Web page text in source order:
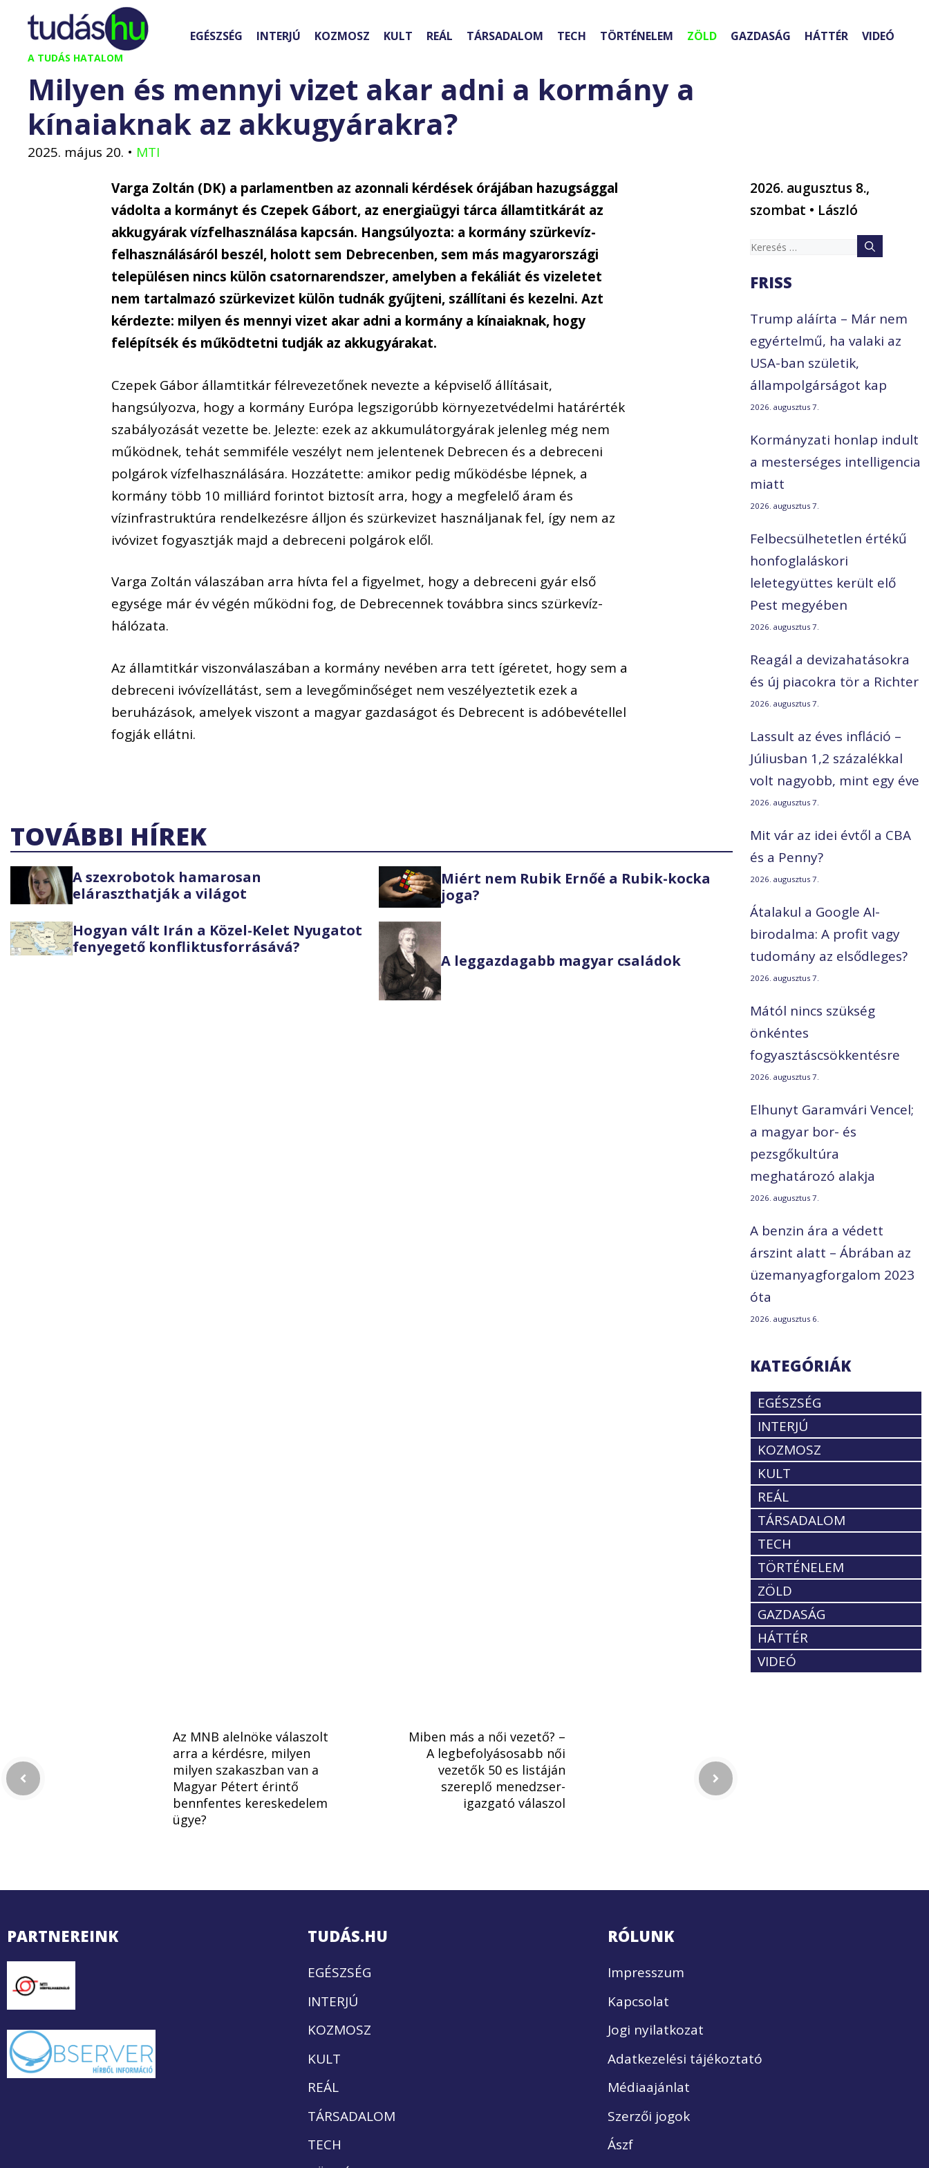
Kilépés
tartalomba
A TUDÁS HATALOM
EGÉSZSÉG INTERJÚ KOZMOSZ KULT REÁL TÁRSADALOM TECH TÖRTÉNELEM ZÖLD GAZDASÁG HÁTTÉR VIDEÓ
Milyen és mennyi vizet akar adni a kormány a
kínaiaknak az akkugyárakra?
2025. május 20. • MTI
Varga Zoltán (DK) a parlamentben az azonnali kérdések órájában hazugsággal
vádolta a kormányt és Czepek Gábort, az energiaügyi tárca államtitkárát az
akkugyárak vízfelhasználása kapcsán. Hangsúlyozta: a kormány szürkevíz-
felhasználásáról beszél, holott sem Debrecenben, sem más magyarországi
településen nincs külön csatornarendszer, amelyben a fekáliát és vizeletet
nem tartalmazó szürkevizet külön tudnák gyűjteni, szállítani és kezelni. Azt
kérdezte: milyen és mennyi vizet akar adni a kormány a kínaiaknak, hogy
felépítsék és működtetni tudják az akkugyárakat.
Czepek Gábor államtitkár félrevezetőnek nevezte a képviselő állításait,
hangsúlyozva, hogy a kormány Európa legszigorúbb környezetvédelmi határérték
szabályozását vezette be. Jelezte: ezek az akkumulátorgyárak jelenleg még nem
működnek, tehát semmiféle veszélyt nem jelentenek Debrecen és a debreceni
polgárok vízfelhasználására. Hozzátette: amikor pedig működésbe lépnek, a
kormány több 10 milliárd forintot biztosít arra, hogy a megfelelő áram és
vízinfrastruktúra rendelkezésre álljon és szürkevizet használjanak fel, így nem az
ivóvizet fogyasztják majd a debreceni polgárok elől.
Varga Zoltán válaszában arra hívta fel a figyelmet, hogy a debreceni gyár első
egysége már év végén működni fog, de Debrecennek továbbra sincs szürkevíz-
hálózata.
Az államtitkár viszonválaszában a kormány nevében arra tett ígéretet, hogy sem a
debreceni ivóvízellátást, sem a levegőminőséget nem veszélyeztetik ezek a
beruházások, amelyek viszont a magyar gazdaságot és Debrecent is adóbevétellel
fogják ellátni.
TOVÁBBI HÍREK
A szexrobotok hamarosan
eláraszthatják a világot
Miért nem Rubik Ernőé a Rubik-kocka
joga?
Hogyan vált Irán a Közel-Kelet Nyugatot
fenyegető konfliktusforrásává?
A leggazdagabb magyar családok
2026. augusztus 8.,
szombat • László
Keresés:
FRISS
Trump aláírta – Már nem
egyértelmű, ha valaki az
USA-ban születik,
állampolgárságot kap
2026. augusztus 7.
Kormányzati honlap indult
a mesterséges intelligencia
miatt
2026. augusztus 7.
Felbecsülhetetlen értékű
honfoglaláskori
leletegyüttes került elő
Pest megyében
2026. augusztus 7.
Reagál a devizahatásokra
és új piacokra tör a Richter
2026. augusztus 7.
Lassult az éves infláció –
Júliusban 1,2 százalékkal
volt nagyobb, mint egy éve
2026. augusztus 7.
Mit vár az idei évtől a CBA
és a Penny?
2026. augusztus 7.
Átalakul a Google AI-
birodalma: A profit vagy
tudomány az elsődleges?
2026. augusztus 7.
Mától nincs szükség
önkéntes
fogyasztáscsökkentésre
2026. augusztus 7.
Elhunyt Garamvári Vencel;
a magyar bor- és
pezsgőkultúra
meghatározó alakja
2026. augusztus 7.
A benzin ára a védett
árszint alatt – Ábrában az
üzemanyagforgalom 2023
óta
2026. augusztus 6.
KATEGÓRIÁK
EGÉSZSÉG
INTERJÚ
KOZMOSZ
KULT
REÁL
TÁRSADALOM
TECH
TÖRTÉNELEM
ZÖLD
GAZDASÁG
HÁTTÉR
VIDEÓ
Az MNB alelnöke válaszolt
arra a kérdésre, milyen
milyen szakaszban van a
Magyar Pétert érintő
bennfentes kereskedelem
ügye?
Miben más a női vezető? –
A legbefolyásosabb női
vezetők 50 es listáján
szereplő menedzser-
igazgató válaszol
PARTNEREINK TUDÁS.HU
EGÉSZSÉG
INTERJÚ
KOZMOSZ
KULT
REÁL
TÁRSADALOM
TECH
RÓLUNK
Impresszum
Kapcsolat
Jogi nyilatkozat
Adatkezelési tájékoztató
Médiaajánlat
Szerzői jogok
Ászf